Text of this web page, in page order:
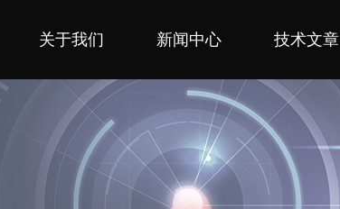
关于我们 新闻中心 技术文章